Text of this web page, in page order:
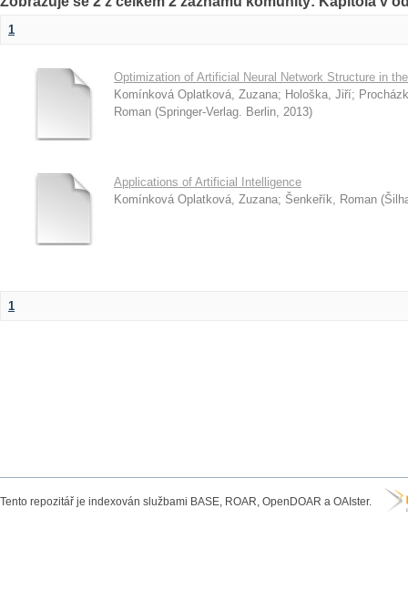
1
Optimization of Artificial Neural Network Structure in
Komínková Oplatková, Zuzana; Hološka, Jiří;
Roman (Springer-Verlag. Berlin, 2013)
Applications of Artificial Intelligence
Komínková Oplatková, Zuzana; Šenkeřík, Roman (
1
Tento repozitář je indexován službami BASE, ROAR, OpenDOAR a OAIster.